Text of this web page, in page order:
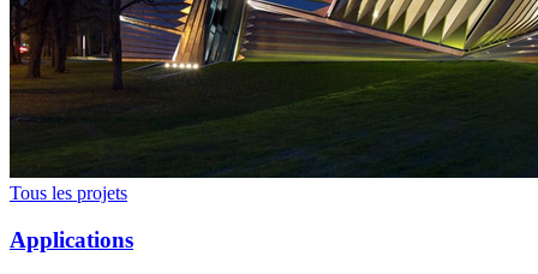
Tous les projets
Applications